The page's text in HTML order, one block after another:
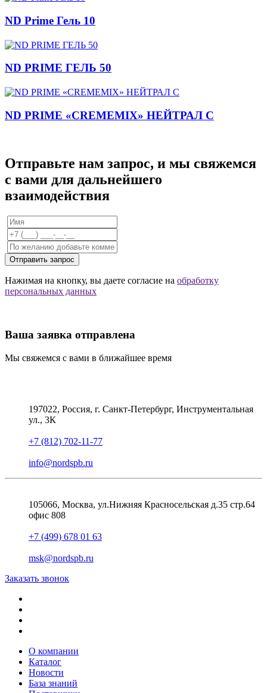
ND Prime Гель 10
ND PRIME ГЕЛЬ 50
ND PRIME «CREMEMIX» НЕЙТРАЛ С
Отправьте нам запрос, и мы свяжемся
с вами для дальнейшего
взаимодействия
Отправить запрос
Нажимая на кнопку, вы даете согласие на обработку
персональных данных
Ваша заявка отправлена
Мы свяжемся с вами в ближайшее время
197022, Россия, г. Санкт-Петербург, Инструментальная
ул., 3К
+7 (812) 702-11-77
info@nordspb.ru
105066, Москва, ул.Нижняя Красносельская д.35 стр.64
офис 808
+7 (499) 678 01 63
msk@nordspb.ru
Заказать звонок
О компании
Каталог
Новости
База знаний